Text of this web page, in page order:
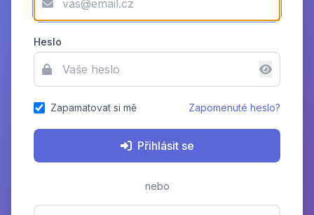
Heslo
Zapamatovat si mě Zapomenuté heslo?
Přihlásit se
nebo